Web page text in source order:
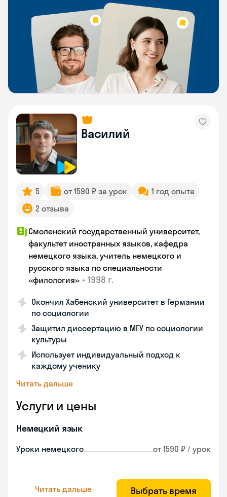
Василий
5 от 1590 ₽ за урок
1 год опыта
2 отзыва
Смоленский государственный университет,
факультет иностранных языков, кафедра
немецкого языка, учитель немецкого и
русского языка по специальности
«филология» • 1998 г.
Окончил Хабенский университет в Германии
по социологии
Защитил диссертацию в МГУ по социологии
культуры
Использует индивидуальный подход к
каждому ученику
Читать дальше
Услуги и цены
Немецкий язык
Уроки немецкого от 1590 ₽ / урок
Читать дальше Выбрать время